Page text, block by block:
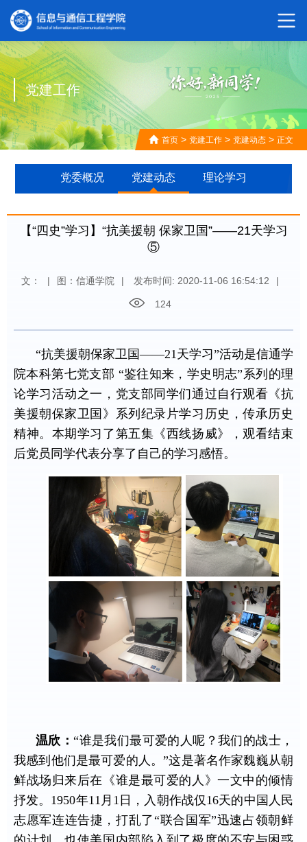
党建工作
首页 > 党建工作 > 党建动态 > 正文
党委概况 党建动态 理论学习
【“四史”学习】“抗美援朝 保家卫国”——21天学习
⑤
文： | 图：信通学院 | 发布时间: 2020-11-06 16:54:12 |
124
“抗美援朝保家卫国——21天学习”活动是信通学
院本科第七党支部 “鉴往知来，学史明志”系列的理
论学习活动之一，党支部同学们通过自行观看《抗
美援朝保家卫国》系列纪录片学习历史，传承历史
精神。本期学习了第五集《西线扬威》，观看结束
后党员同学代表分享了自己的学习感悟。
温欣：“谁是我们最可爱的人呢？我们的战士，
我感到他们是最可爱的人。”这是著名作家魏巍从朝
鲜战场归来后在《谁是最可爱的人》一文中的倾情
抒发。 1950年11 月 1 日，入朝作战仅16天的中国人民
志愿军连连告捷，打乱了“联合国军”迅速占领朝鲜